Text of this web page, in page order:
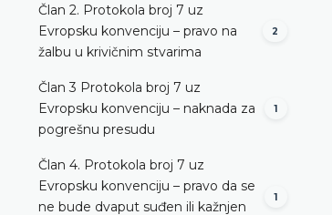
Član 2. Protokola broj 7 uz
Evropsku konvenciju – pravo na
žalbu u krivičnim stvarima
2
Član 3 Protokola broj 7 uz
Evropsku konvenciju – naknada za
pogrešnu presudu
1
Član 4. Protokola broj 7 uz
Evropsku konvenciju – pravo da se
ne bude dvaput suđen ili kažnjen
1